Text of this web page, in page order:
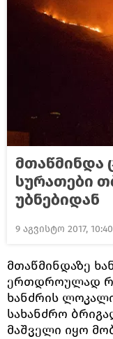
მთაწმინდა
სურათები
უბნებიდან
9 აგვისტო 2017, 10:40
მთაწმინდაზე
ერთდროულად
ხანძრის
სახანძრო
მაშველი იყო